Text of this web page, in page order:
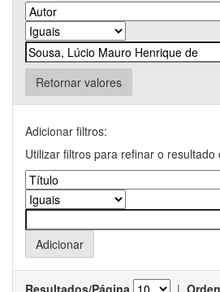
Retornar valores
Adicionar filtros:
Utilizar filtros para refinar o resultado
Resultados/Página |